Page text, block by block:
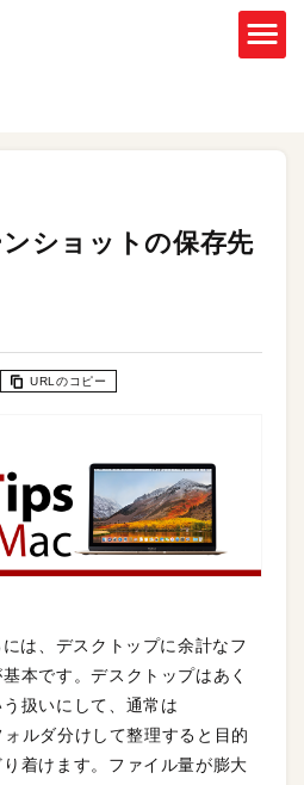
ショットの保存先
URLのコピー
は、デスクトップに余計なフ
本です。デスクトップはあく
扱いにして、通常は
ルダ分けして整理すると目的
着けます。ファイル量が膨大